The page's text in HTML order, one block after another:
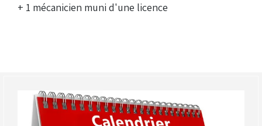
+ 1 mécanicien muni d'une licence